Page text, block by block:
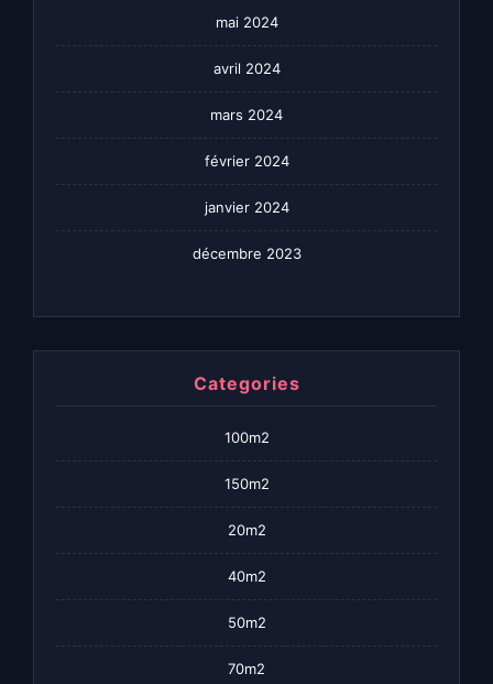
mai 2024
avril 2024
mars 2024
février 2024
janvier 2024
décembre 2023
Categories
100m2
150m2
20m2
40m2
50m2
70m2